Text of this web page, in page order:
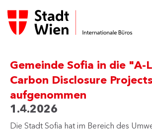
Gemeinde Sofia in die "A-
Carbon Disclosure Projects
aufgenommen
1.4.2026
Die Stadt Sofia hat im Bereich des